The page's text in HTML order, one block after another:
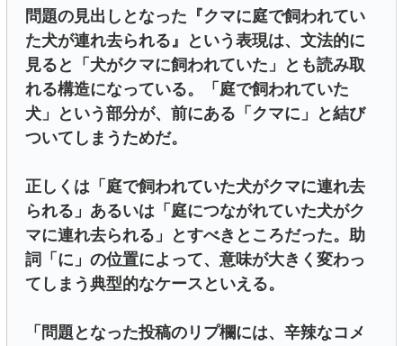
問題の見出しとなった『クマに庭で飼われてい
た犬が連れ去られる』という表現は、文法的に
見ると「犬がクマに飼われていた」とも読み取
れる構造になっている。「庭で飼われていた
犬」という部分が、前にある「クマに」と結び
ついてしまうためだ。
正しくは「庭で飼われていた犬がクマに連れ去
られる」あるいは「庭につながれていた犬がク
マに連れ去られる」とすべきところだった。助
詞「に」の位置によって、意味が大きく変わっ
てしまう典型的なケースといえる。
「問題となった投稿のリプ欄には、辛辣なコメ